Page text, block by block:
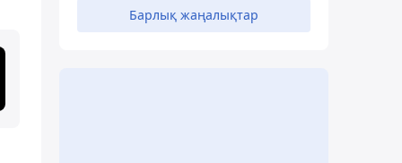
Барлық жаңалықтар